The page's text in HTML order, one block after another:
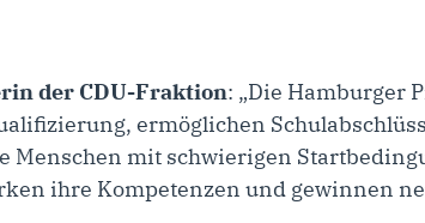
der CDU-Fraktion: „Die Hamburger
ermöglichen
Menschen mit schwierigen
ihre Kompetenzen und gewinnen